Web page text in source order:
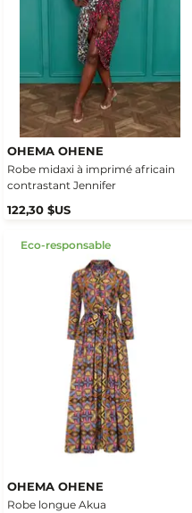
OHEMA OHENE
Robe midaxi à imprimé africain
contrastant Jennifer
122,30 $US
Eco-responsable
OHEMA OHENE
Robe longue Akua